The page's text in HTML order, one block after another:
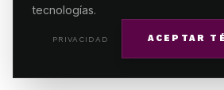
tecnologías.
PRIVACIDAD ACEPTAR